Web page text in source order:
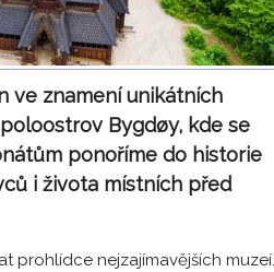
ve znamení unikátních
Bygdøy, kde se
ponoříme do historie
i života místních před
prohlídce nejzajímavějších muzeí.